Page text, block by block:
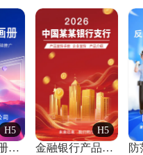
H5
企业宣传画册公司简介产品介绍业务宣传手册
H5
金融银行产品宣传手册企业宣传产品介绍 防